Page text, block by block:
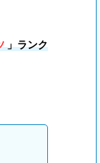
」ランク